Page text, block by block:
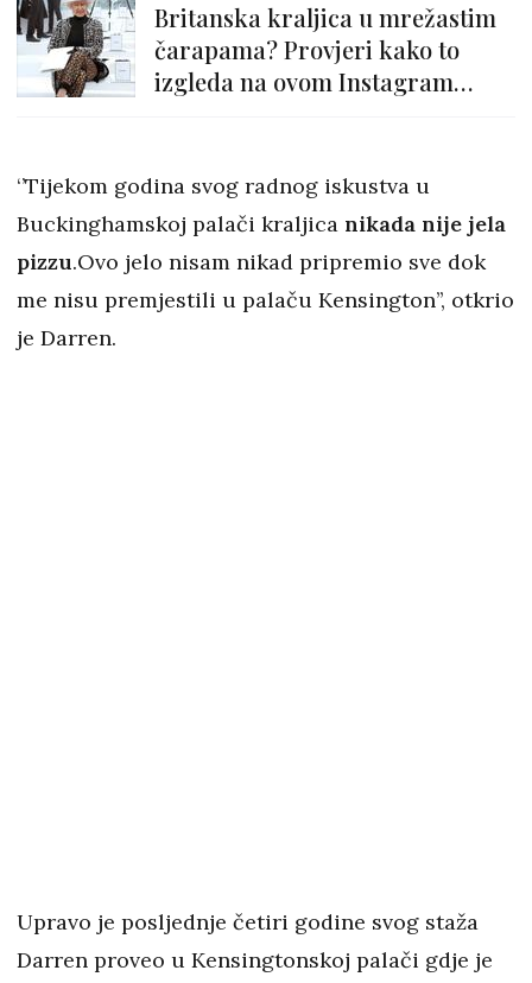
Britanska kraljica u mrežastim
čarapama? Provjeri kako to
izgleda na ovom Instagram
‘’Tijekom godina svog radnog iskustva u
Buckinghamskoj palači kraljica nikada nije jela
pizzu.Ovo jelo nisam nikad pripremio sve dok
me nisu premjestili u palaču Kensington’’, otkrio
je Darren.
Upravo je posljednje četiri godine svog staža
Darren proveo u Kensingtonskoj palači gdje je